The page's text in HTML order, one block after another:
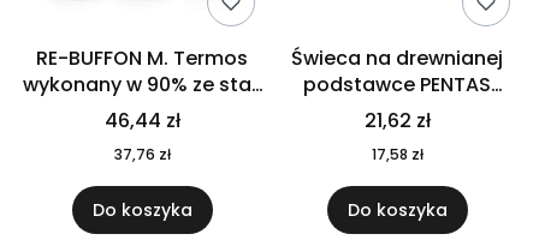
RE-BUFFON M. Termos
wykonany w 90% ze stali
nierdzewnej
pochodzącej z
recyklingu 520 ml 94294
46,44 zł
37,76 zł
Do koszyka
Świeca na drewnianej
podstawce PENTAS
MO6282-40
21,62 zł
17,58 zł
Do koszyka